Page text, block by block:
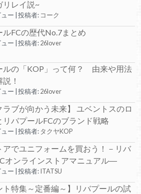
リレイ説~
ー 投稿者: コーク
ルFCの歴代No.7まとめ
ー 投稿者:26lover
ルの「KOP」って何？ 由来や用法
！
ー 投稿者:26lover
ラブが向かう未来】 ユベントスのロ
リバプールFCのブランド戦略
ー 投稿者: タクヤKOP
アでユニフォームを買おう！－リバ
オンラインストアマニュアル―
ー 投稿者:ITATSU
ト特集～定番編～】リバプールの試